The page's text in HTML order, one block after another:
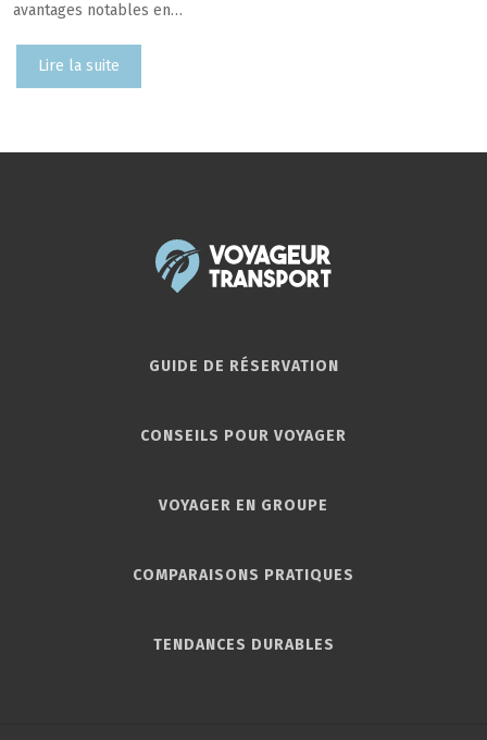
avantages notables en…
Lire la suite
GUIDE DE RÉSERVATION
CONSEILS POUR VOYAGER
VOYAGER EN GROUPE
COMPARAISONS PRATIQUES
TENDANCES DURABLES